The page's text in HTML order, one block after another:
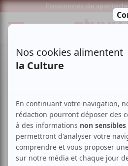
Passionnés de